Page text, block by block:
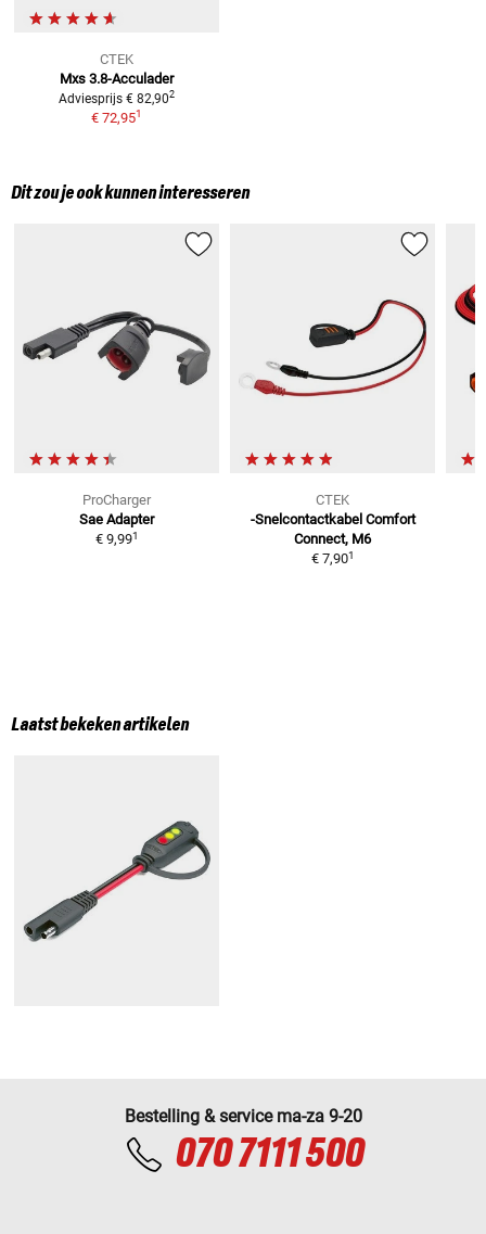
CTEK
Mxs 3.8-Acculader
Adviesprijs € 82,902
€ 72,951
Dit zou je ook kunnen interesseren
ProCharger
Sae Adapter
€ 9,991
CTEK
-Snelcontactkabel Comfort
Connect, M6
€ 7,901
Laatst bekeken artikelen
Bestelling & service ma-za 9-20
070 7111 500